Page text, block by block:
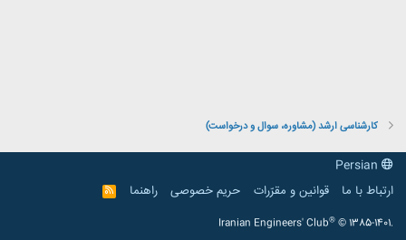
کارشناسی ارشد (مشاوره، سوال و درخواست)
ارتباط با ما
قوانین و مقرّرات حریم خصوصی راهنما
R
S
Iranian Engineers' Club® © 1385-1401.